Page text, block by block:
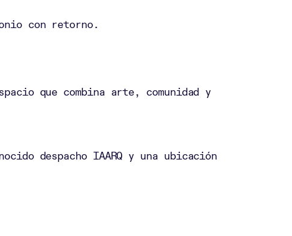
con retorno.
que combina arte, comunidad y
despacho IAARQ y una ubicación